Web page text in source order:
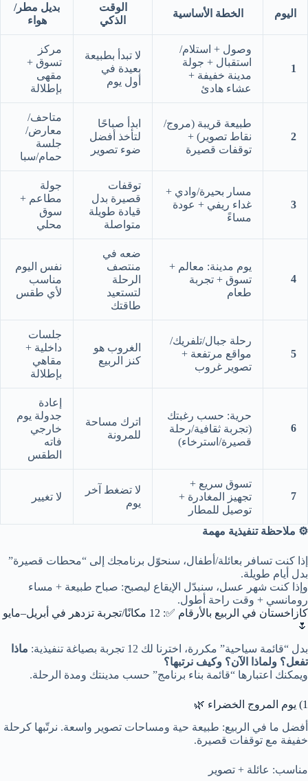
اليوم الخطة الأساسية
الوقت
الذكي
بديل مطر/
هواء
1
وصول + استلام/
استقبال + جولة
مدينة خفيفة +
عشاء هادئ
لا تبدأ بطبيعة
بعيدة في
أول يوم
مركز
تسوق +
مقهى
بإطلالة
2
طبيعة قريبة (مروج/
نقاط تصوير) +
توقفات قصيرة
ابدأ صباحًا
لتأخذ أفضل
ضوء تصوير
متاحف/
معارض/
جلسة
حمام/سبا
3
مسار بحيرة/وادي +
غداء ريفي + عودة
مساءً
توقفات
قصيرة بدل
قيادة طويلة
متواصلة
جولة
مطاعم +
سوق
محلي
4
يوم مدينة: معالم +
تسوق + تجربة
طعام
ضعه في
منتصف
الرحلة
لتستعيد
طاقتك
نفس اليوم
مناسب
لأي طقس
5
رحلة جبال/تلفريك/
مواقع مرتفعة +
تصوير غروب
الغروب هو
كنز الربيع
جلسات
داخلية +
مقاهي
بإطلالة
6
حرية: حسب رغبتك
(تجربة ثقافية/رحلة
قصيرة/استرخاء)
اترك مساحة
للمرونة
إعادة
جدولة يوم
خارجي
فاته
الطقس
7
تسوق سريع +
تجهيز المغادرة +
توصيل للمطار
لا تضغط آخر
يوم
لا تغيير
⚙️ ملاحظة تنفيذية مهمة
إذا كنت تسافر بعائلة/أطفال، سنحوّل برنامجك إلى “محطات قصيرة”
بدل أيام طويلة.
وإذا كنت شهر عسل، سنبدّل الإيقاع ليصبح: صباح طبيعة + مساء
رومانسي + وقت راحة أطول.
كازاخستان في الربيع بالأرقام ✅: 12 مكانًا/تجربة تزدهر في أبريل–مايو
🌷
بدل “قائمة سياحية” مكررة، اخترنا لك 12 تجربة بصياغة تنفيذية:
ماذا
تفعل؟ ولماذا الآن؟ وكيف نرتبها؟
ويمكنك اعتبارها “قائمة بناء برنامج” حسب مدينتك ومدة الرحلة.
1) يوم المروج الخضراء 🌿
أفضل ما في الربيع: طبيعة حية ومساحات تصوير واسعة. نرتّبها كرحلة
خفيفة مع توقفات قصيرة.
مناسب: عائلة + تصوير